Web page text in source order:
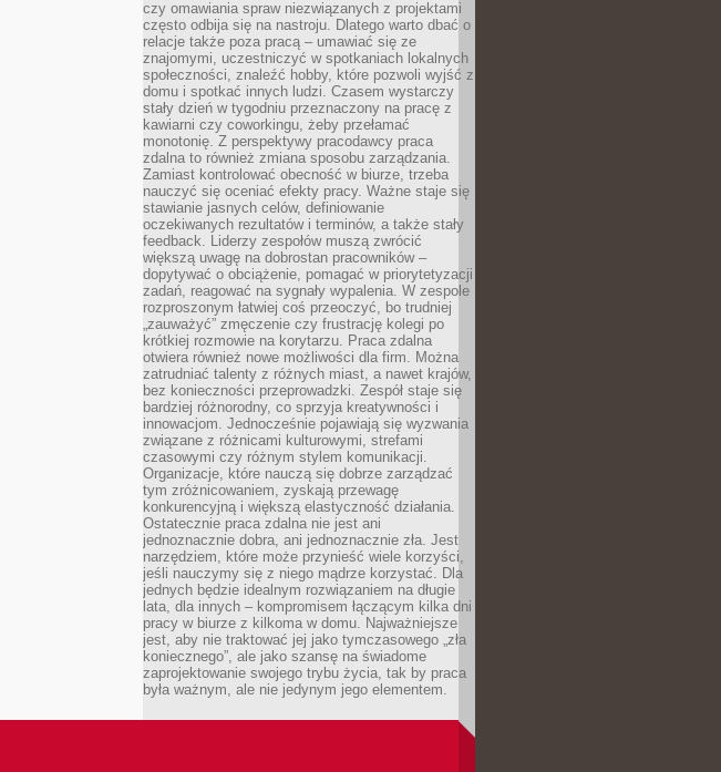
czy omawiania spraw niezwiązanych z projektami
często odbija się na nastroju. Dlatego warto dbać o
relacje także poza pracą – umawiać się ze
znajomymi, uczestniczyć w spotkaniach lokalnych
społeczności, znaleźć hobby, które pozwoli wyjść z
domu i spotkać innych ludzi. Czasem wystarczy
stały dzień w tygodniu przeznaczony na pracę z
kawiarni czy coworkingu, żeby przełamać
monotonię. Z perspektywy pracodawcy praca
zdalna to również zmiana sposobu zarządzania.
Zamiast kontrolować obecność w biurze, trzeba
nauczyć się oceniać efekty pracy. Ważne staje się
stawianie jasnych celów, definiowanie
oczekiwanych rezultatów i terminów, a także stały
feedback. Liderzy zespołów muszą zwrócić
większą uwagę na dobrostan pracowników –
dopytywać o obciążenie, pomagać w priorytetyzacji
zadań, reagować na sygnały wypalenia. W zespole
rozproszonym łatwiej coś przeoczyć, bo trudniej
„zauważyć” zmęczenie czy frustrację kolegi po
krótkiej rozmowie na korytarzu. Praca zdalna
otwiera również nowe możliwości dla firm. Można
zatrudniać talenty z różnych miast, a nawet krajów,
bez konieczności przeprowadzki. Zespół staje się
bardziej różnorodny, co sprzyja kreatywności i
innowacjom. Jednocześnie pojawiają się wyzwania
związane z różnicami kulturowymi, strefami
czasowymi czy różnym stylem komunikacji.
Organizacje, które nauczą się dobrze zarządzać
tym zróżnicowaniem, zyskają przewagę
konkurencyjną i większą elastyczność działania.
Ostatecznie praca zdalna nie jest ani
jednoznacznie dobra, ani jednoznacznie zła. Jest
narzędziem, które może przynieść wiele korzyści,
jeśli nauczymy się z niego mądrze korzystać. Dla
jednych będzie idealnym rozwiązaniem na długie
lata, dla innych – kompromisem łączącym kilka dni
pracy w biurze z kilkoma w domu. Najważniejsze
jest, aby nie traktować jej jako tymczasowego „zła
koniecznego”, ale jako szansę na świadome
zaprojektowanie swojego trybu życia, tak by praca
była ważnym, ale nie jedynym jego elementem.